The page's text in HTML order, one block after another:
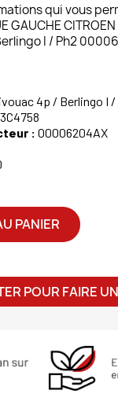
qui vous
GAUCHE
I / Ph2
4p / Berlingo I /
: 00006204AX
PANIER
POUR FAIRE